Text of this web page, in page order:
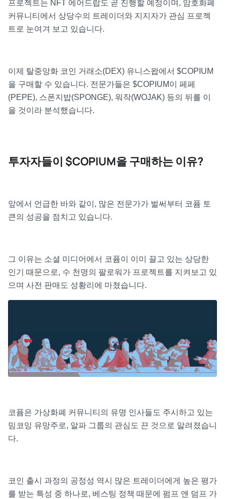
프로젝트는 NFT 에어드랍도 곧 진행할 예정이며, 암호화폐
커뮤니티에서 상당수의 트레이더와 지지자가 관심 프로젝
트로 눈여겨 보고 있습니다.
이제 탈중앙화 코인 거래소(DEX) 유니스왑에서 $COPIUM
을 구매할 수 있습니다. 전문가들은 $COPIUM이 페페
(PEPE), 스폰지밥(SPONGE), 워작(WOJAK) 등의 뒤를 이
을 것이라 분석했습니다.
투자자들이 $COPIUM을 구매하는 이유?
앞에서 언급한 바와 같이, 많은 전문가가 벌써부터 코퓸 토
큰의 성공을 점치고 있습니다.
그 이유는 소셜 미디어에서 코퓸이 이미 끌고 있는 상당한
인기 때문으로, 수 천명의 팔로워가 프로젝트를 지켜보고 있
으며 사전 판매도 성황리에 마쳤습니다.
코퓸은 가상화폐 커뮤니티의 유명 인사들도 주시하고 있는
밈코잉 유망주로, 알파 그룹의 관심도 끈 것으로 알려졌습니
다.
코인 출시 과정의 공정성 역시 많은 트레이더에게 높은 평가
를 받는 특성 중 하나로, 베스팅 정책 때문에 펌프 앤 덤프 가